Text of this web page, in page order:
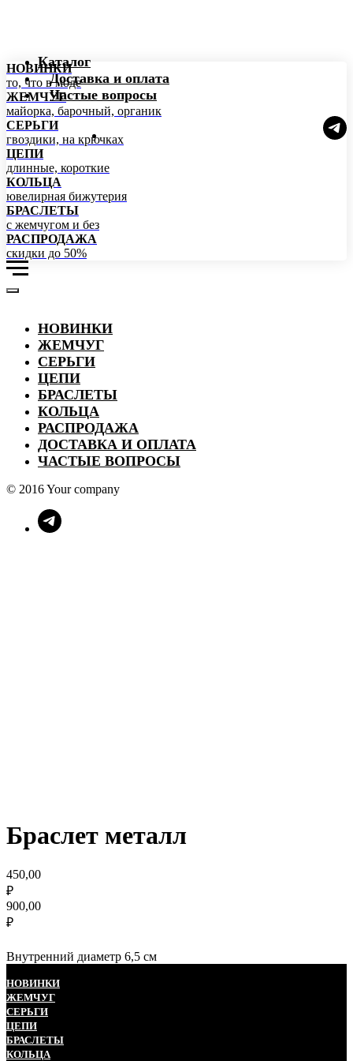
Каталог
Доставка и оплата
Частые вопросы
НОВИНКИ
то, что в моде
ЖЕМЧУГ
майорка, барочный, органик
СЕРЬГИ
гвоздики, на крючках
ЦЕПИ
длинные, короткие
КОЛЬЦА
ювелирная бижутерия
БРАСЛЕТЫ
с жемчугом и без
РАСПРОДАЖА
скидки до 50%
НОВИНКИ
ЖЕМЧУГ
СЕРЬГИ
ЦЕПИ
БРАСЛЕТЫ
КОЛЬЦА
РАСПРОДАЖА
ДОСТАВКА И ОПЛАТА
ЧАСТЫЕ ВОПРОСЫ
© 2016 Your company
Браслет металл
450,00
₽
900,00
₽
Внутренний диаметр 6,5 см
НОВИНКИ
ЖЕМЧУГ
СЕРЬГИ
ЦЕПИ
БРАСЛЕТЫ
КОЛЬЦА